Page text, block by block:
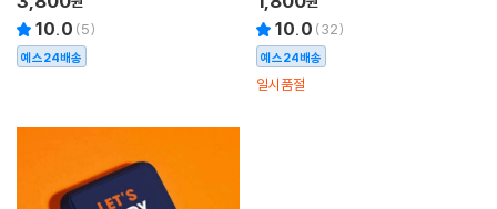
10.0 (5)
예스24배송
10.0 (32)
예스24배송
일시품절